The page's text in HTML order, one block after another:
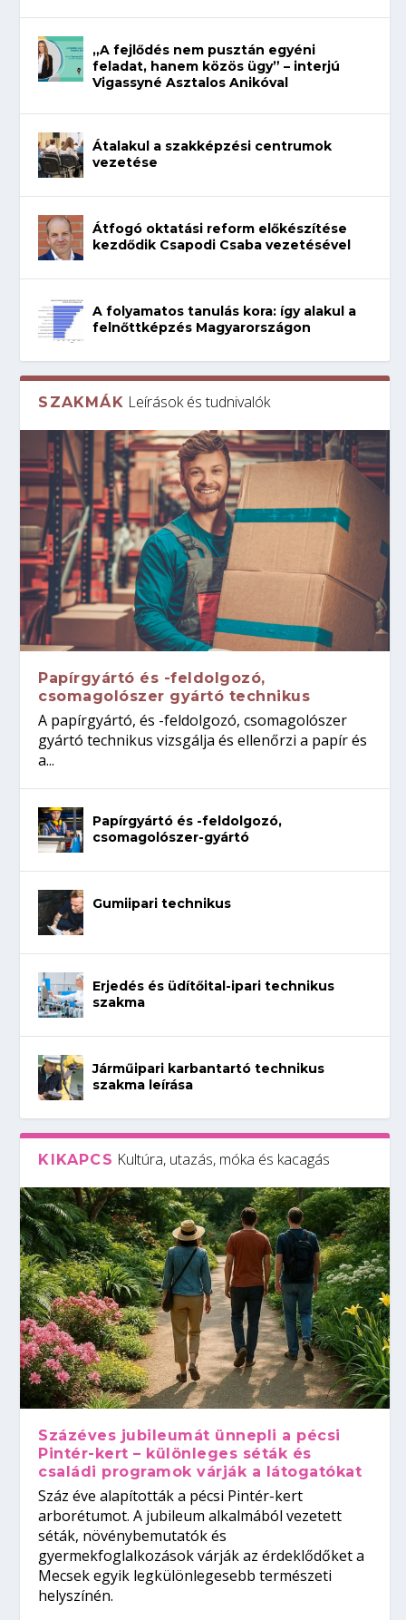
„A fejlődés nem pusztán egyéni
feladat, hanem közös ügy” – interjú
Vigassyné Asztalos Anikóval
Átalakul a szakképzési centrumok
vezetése
Átfogó oktatási reform előkészítése
kezdődik Csapodi Csaba vezetésével
A folyamatos tanulás kora: így alakul a
felnőttképzés Magyarországon
SZAKMÁK Leírások és tudnivalók
Papírgyártó és -feldolgozó,
csomagolószer gyártó technikus
A papírgyártó, és -feldolgozó, csomagolószer
gyártó technikus vizsgálja és ellenőrzi a papír és
a...
Papírgyártó és -feldolgozó,
csomagolószer-gyártó
Gumiipari technikus
Erjedés és üdítőital-ipari technikus
szakma
Járműipari karbantartó technikus
szakma leírása
KIKAPCS Kultúra, utazás, móka és kacagás
Százéves jubileumát ünnepli a pécsi
Pintér-kert – különleges séták és
családi programok várják a látogatókat
Száz éve alapították a pécsi Pintér-kert
arborétumot. A jubileum alkalmából vezetett
séták, növénybemutatók és
gyermekfoglalkozások várják az érdeklődőket a
Mecsek egyik legkülönlegesebb természeti
helyszínén.